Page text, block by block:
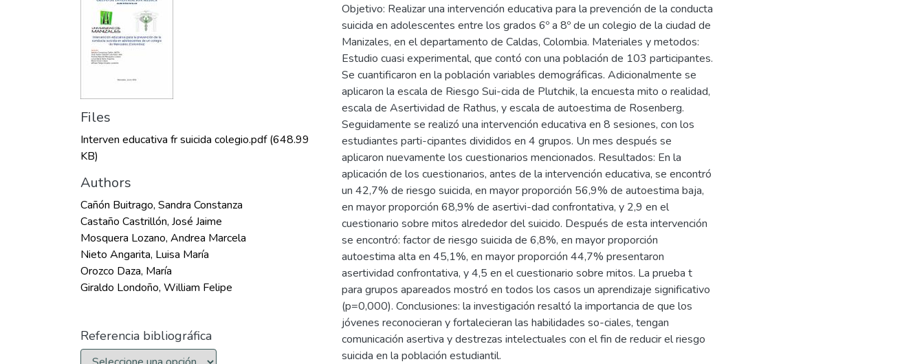
Files
Interven educativa fr suicida colegio.pdf(648.99
KB)
Authors
Cañón Buitrago, Sandra Constanza
Castaño Castrillón, José Jaime
Mosquera Lozano, Andrea Marcela
Nieto Angarita, Luisa María
Orozco Daza, María
Giraldo Londoño, William Felipe
Referencia bibliográfica
Objetivo: Realizar una intervención educativa para la prevención de la conducta
suicida en adolescentes entre los grados 6º a 8º de un colegio de la ciudad de
Manizales, en el departamento de Caldas, Colombia. Materiales y metodos:
Estudio cuasi experimental, que contó con una población de 103 participantes.
Se cuantificaron en la población variables demográficas. Adicionalmente se
aplicaron la escala de Riesgo Sui-cida de Plutchik, la encuesta mito o realidad,
escala de Asertividad de Rathus, y escala de autoestima de Rosenberg.
Seguidamente se realizó una intervención educativa en 8 sesiones, con los
estudiantes parti-cipantes divididos en 4 grupos. Un mes después se
aplicaron nuevamente los cuestionarios mencionados. Resultados: En la
aplicación de los cuestionarios, antes de la intervención educativa, se encontró
un 42,7% de riesgo suicida, en mayor proporción 56,9% de autoestima baja,
en mayor proporción 68,9% de asertivi-dad confrontativa, y 2,9 en el
cuestionario sobre mitos alrededor del suicido. Después de esta intervención
se encontró: factor de riesgo suicida de 6,8%, en mayor proporción
autoestima alta en 45,1%, en mayor proporción 44,7% presentaron
asertividad confrontativa, y 4,5 en el cuestionario sobre mitos. La prueba t
para grupos apareados mostró en todos los casos un aprendizaje significativo
(p=0,000). Conclusiones: la investigación resaltó la importancia de que los
jóvenes reconocieran y fortalecieran las habilidades so-ciales, tengan
comunicación asertiva y destrezas intelectuales con el fin de reducir el riesgo
suicida en la población estudiantil.